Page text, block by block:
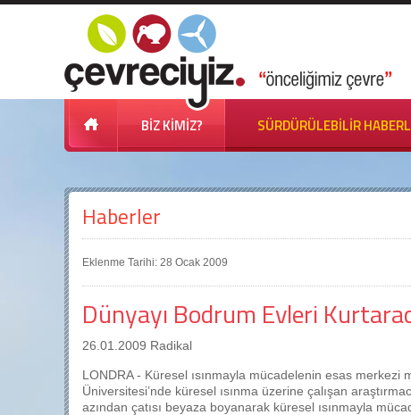
BİZ KİMİZ? SÜRDÜRÜLEBİLİR
Haberler
Eklenme Tarihi: 28 Ocak 2009
Dünyayı Bodrum Evleri
26.01.2009 Radikal
LONDRA - Küresel ısınmayla mücadelenin esas merkezi
Üniversitesi’nde küresel ısınma üzerine çalışan
azından çatısı beyaza boyanarak küresel ısınmayla